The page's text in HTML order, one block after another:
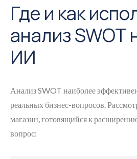
Где и как
анализ SWOT
ИИ
Анализ SWOT наиболее
реальных бизнес-вопросов.
магазин, готовящийся к
вопрос: